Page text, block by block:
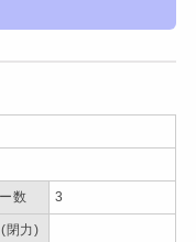
数 3
閉力)